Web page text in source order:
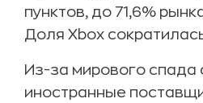
пунктов, до 71,6%
Доля Xbox
Из-за мирового спада
иностранные